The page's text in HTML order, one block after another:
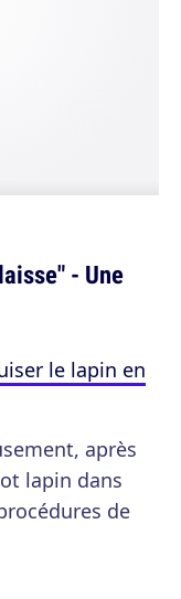
- Une
le lapin en
après
lapin dans
de